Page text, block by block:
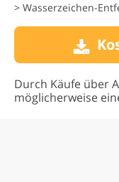
> Wasserzeichen-
Durch Käufe über
möglicherweise